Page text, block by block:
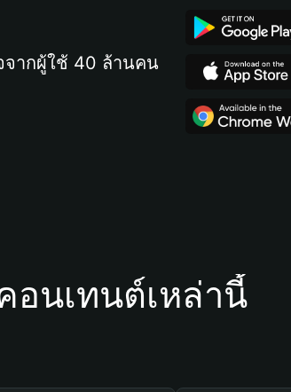
จากผู้ใช้ 40 ล้านคน
นเทนต์เหล่านี้